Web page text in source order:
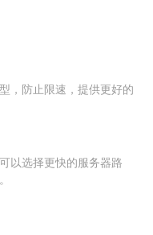
，防止限速，提供更好的
以选择更快的服务器路